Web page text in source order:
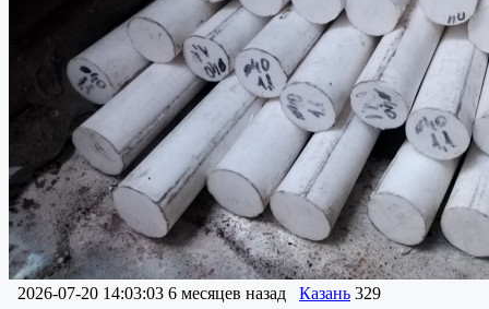
2026-07-20 14:03:03 6 месяцев назад Казань 329